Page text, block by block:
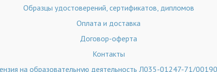
Образцы удостоверений, сертификатов, дипломов
Оплата и доставка
Договор-оферта
Контакты
на образовательную деятельность Л035-01247-71/